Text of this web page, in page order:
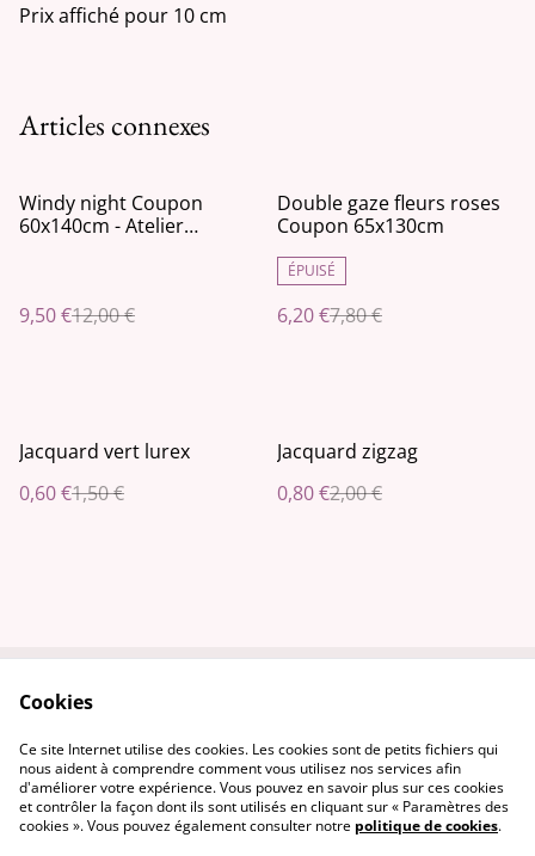
Prix affiché pour 10 cm
Articles connexes
%
Windy night Coupon
60x140cm - Atelier
9,50 €12,00 €
%
Double gaze fleurs roses
Coupon 65x130cm
ÉPUISÉ
6,20 €7,80 €
%
Jacquard vert lurex
0,60 €1,50 €
%
Jacquard zigzag
0,80 €2,00 €
Politique de
confidentialité
Politique de cookies
Cookies
Ce site Internet utilise des cookies. Les cookies sont de petits fichiers qui
nous aident à comprendre comment vous utilisez nos services afin
d'améliorer votre expérience. Vous pouvez en savoir plus sur ces cookies
et contrôler la façon dont ils sont utilisés en cliquant sur « Paramètres des
cookies ». Vous pouvez également consulter notre politique de cookies.